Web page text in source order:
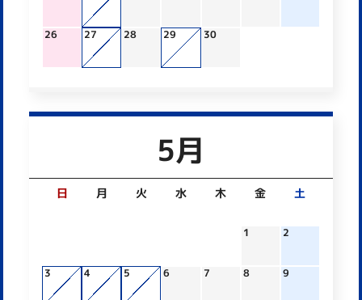
26 27 28 29 30
5月
日 月 火 水 木 金 土
1 2
3 4 5 6 7 8 9